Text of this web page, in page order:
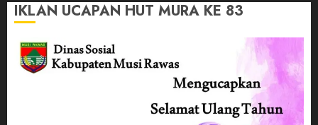
IKLAN UCAPAN HUT MURA KE 83